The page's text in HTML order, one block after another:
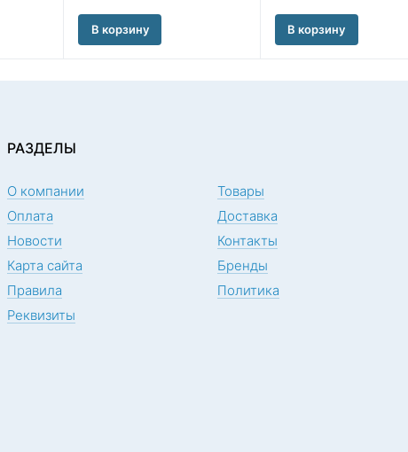
В корзину В корзину
РАЗДЕЛЫ
О компании
Товары
Оплата
Доставка
Новости
Контакты
Карта сайта
Бренды
Правила
Политика
Реквизиты